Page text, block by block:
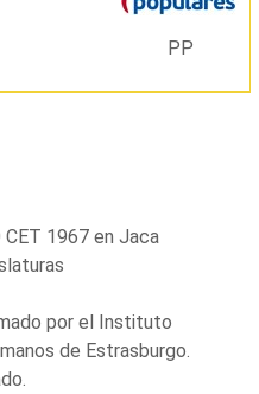
PP
1967 en Jaca
por el Instituto
de Estrasburgo.